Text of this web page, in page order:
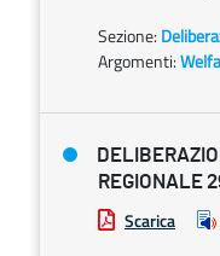
Sezione:
Argomenti:
REGIONALE
Scarica